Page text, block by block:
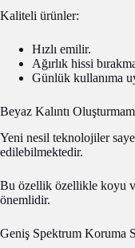
Kaliteli ürünler:
Hızlı emilir.
Ağırlık hissi
Günlük kullanıma
Beyaz Kalıntı
Yeni nesil teknolojiler
edilebilmektedir.
Bu özellik özellikle koyu
önemlidir.
Geniş Spektrum Koruma